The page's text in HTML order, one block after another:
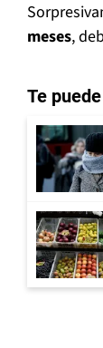
meses,
Te